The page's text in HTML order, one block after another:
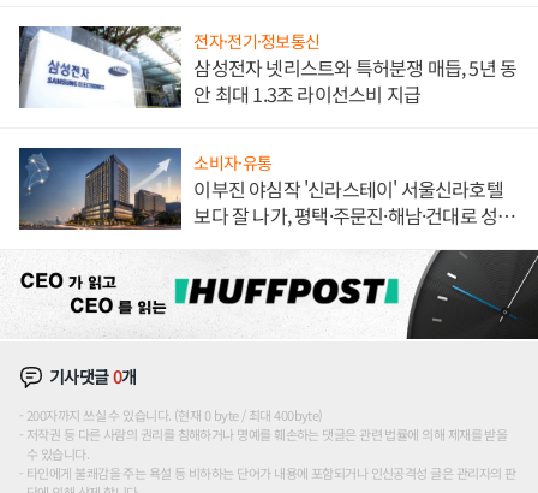
전자·전기·정보통신
삼성전자 넷리스트와 특허분쟁 매듭, 5년 동
안 최대 1.3조 라이선스비 지급
소비자·유통
이부진 야심작 '신라스테이' 서울신라호텔
보다 잘 나가, 평택·주문진·해남·건대로 성
기사댓글0개
200자까지 쓰실 수 있습니다. (현재 0 byte / 최대 400byte)
저작권 등 다른 사람의 권리를 침해하거나 명예를 훼손하는 댓글은 관련 법률에 의해 제재를 받을
수 있습니다.
타인에게 불쾌감을 주는 욕설 등 비하하는 단어가 내용에 포함되거나 인신공격성 글은 관리자의 판